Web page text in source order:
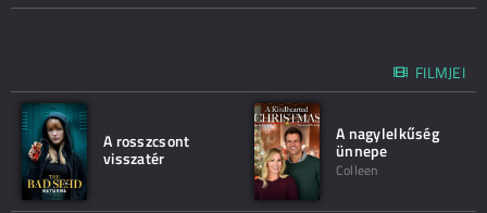
FILMJEI
A rosszcsont
visszatér
A nagylelkűség
ünnepe
Colleen